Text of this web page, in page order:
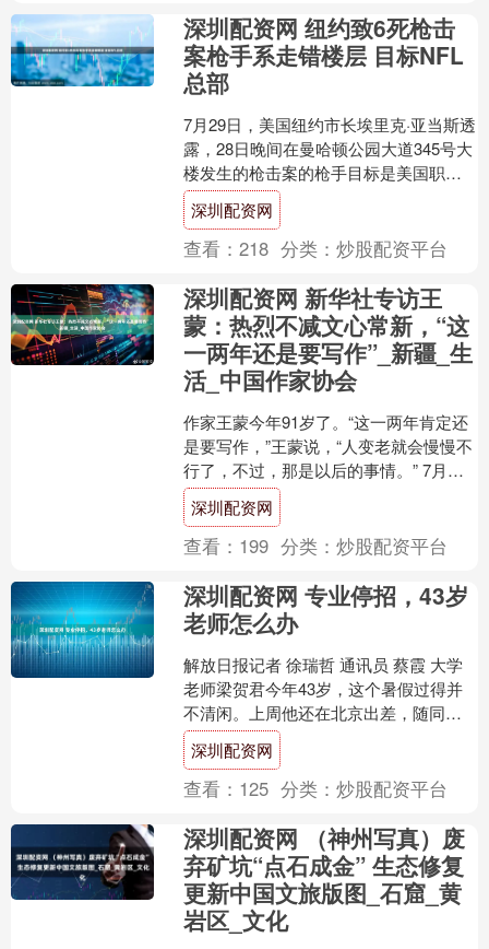
深圳配资网 纽约致6死枪击
案枪手系走错楼层 目标NFL
总部
7月29日，美国纽约市长埃里克·亚当斯透
露，28日晚间在曼哈顿公园大道345号大
楼发生的枪击案的枪手目标是美国职业
橄榄球联盟（NFL）总部办公室。调查人
员在枪手....
深圳配资网
查看：218 分类：炒股配资平台
深圳配资网 新华社专访王
蒙：热烈不减文心常新，“这
一两年还是要写作”_新疆_生
活_中国作家协会
作家王蒙今年91岁了。“这一两年肯定还
是要写作，”王蒙说，“人变老就会慢慢不
行了，不过，那是以后的事情。” 7月，
在中国作家协会北戴河创作之家，被温
润海风过滤过....
深圳配资网
查看： 199 分类：炒股配资平台
深圳配资网 专业停招，43岁
老师怎么办
解放日报记者 徐瑞哲 通讯员 蔡霞 大学
老师梁贺君今年43岁，这个暑假过得并
不清闲。上周他还在北京出差，随同学
院领导班子向中农发集团报告研发项目
进展；这周又南下....
深圳配资网
查看： 125 分类：炒股配资平台
深圳配资网 （神州写真）废
弃矿坑“点石成金” 生态修复
更新中国文旅版图_石窟_黄
岩区_文化